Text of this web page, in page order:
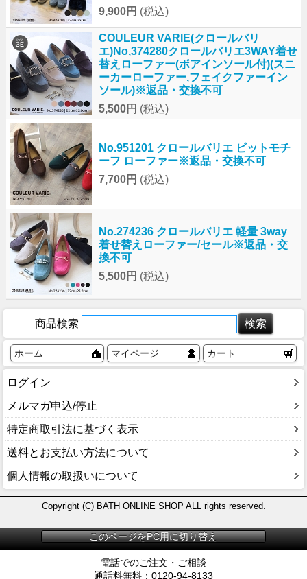
9,900円 (税込)
COULEUR VARIE(クロールバリ
エ)No,374280クロールバリエ3WAY着せ
替えローファー(ボアインソール付)(スニ
ーカーローファー,フェイクファーイン
ソール)※返品・交換不可
5,500円 (税込)
No.951201 クロールバリエ ビットモチ
ーフ ローファー※返品・交換不可
7,700円 (税込)
No.274236 クロールバリエ 軽量 3way
着せ替えローファー/セール※返品・交
換不可
5,500円 (税込)
商品検索
ホーム マイページ カート
ログイン
メルマガ申込/停止
特定商取引法に基づく表示
送料とお支払い方法について
個人情報の取扱いについて
Copyright (C) BATH ONLINE SHOP ALL rights reserved.
電話でのご注文・ご相談
通話料無料：0120-94-8133
このページをPC用に切り替え